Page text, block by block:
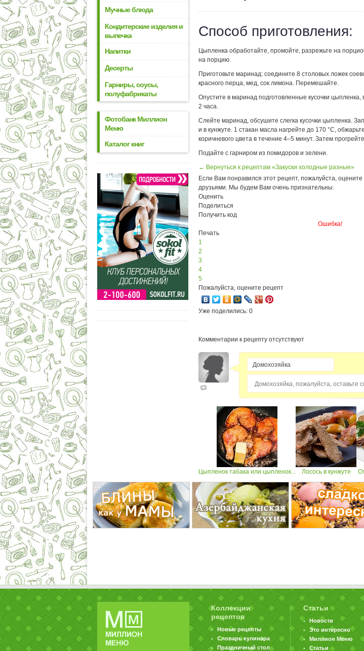
Мучные блюда
Кондитерские изделия и
выпечка
Напитки
Десерты
Гарниры, соусы,
полуфабрикаты
Фотобанк Миллион
Меню
Каталог книг
Способ приготовления:
Цыпленка обработайте, промойте, разрежьте на
на порцию.
Приготовьте маринад: соедините 8 столовых ложек
красного перца, мед, сок лимона. Перемешайте.
Опустите в маринад подготовленные кусочки
2 часа.
Слейте маринад, обсушите слегка кусочки цыпленка.
и в кунжуте. 1 стакан масла нагрейте до 170 °С,
коричневого цвета в течение 4–5 минут. Затем
Подайте с гарниром из помидоров и зелени.
← Вернуться к рецептам «Закуски холодные разные»
Если Вам понравился этот рецепт, пожалуйста,
друзьями. Мы будем Вам очень признательны.
Оценить
Поделиться
Получить код
Ошибка!
Печать
1
2
3
4
5
Пожалуйста, оцените рецепт
Уже поделились: 0
Комментарии к рецепту отсутствуют
Домохозяйка, пожалуйста, оставьте
Цыпленок табака или цыпленок... Лосось в кунжуте
Коллекции
рецептов
Новые рецепты
Словарь кулинара
Праздничный стол
Статьи
Новости
Это интересно
Миллион Меню
Статьи